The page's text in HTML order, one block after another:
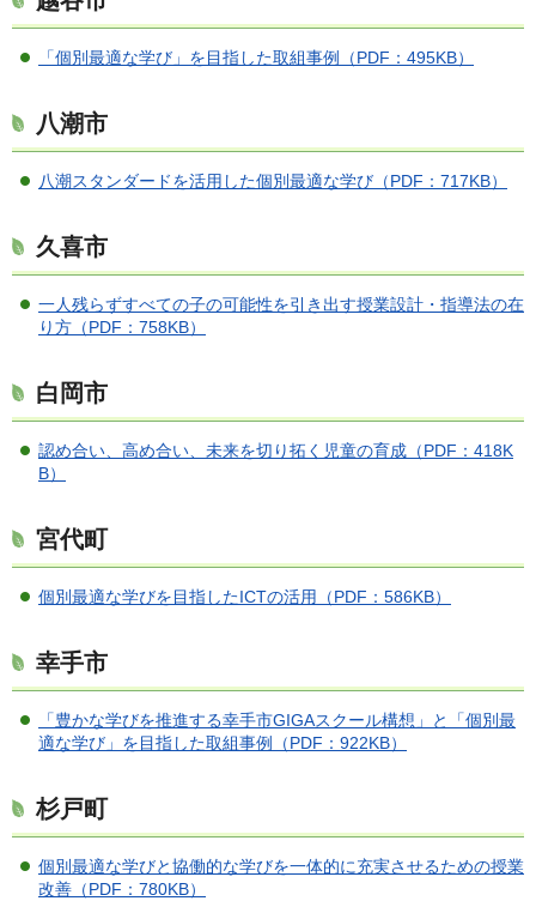
「個別最適な学び」を目指した取組事例（PDF：495KB）
八潮市
八潮スタンダードを活用した個別最適な学び（PDF：717KB）
久喜市
一人残らずすべての子の可能性を引き出す授業設計・指導法の在
り方（PDF：758KB）
白岡市
認め合い、高め合い、未来を切り拓く児童の育成（PDF：418K
B）
宮代町
個別最適な学びを目指したICTの活用（PDF：586KB）
幸手市
「豊かな学びを推進する幸手市GIGAスクール構想」と「個別最
適な学び」を目指した取組事例（PDF：922KB）
杉戸町
個別最適な学びと協働的な学びを一体的に充実させるための授業
改善（PDF：780KB）